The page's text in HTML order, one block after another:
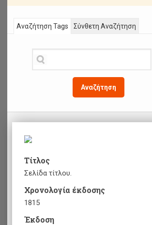
Αναζήτηση Tags
Αναζήτηση
Σύνθετη Αναζήτηση
Τίτλος
Σελίδα τίτλου.
Χρονολογία έκδοσης
1815
Έκδοση